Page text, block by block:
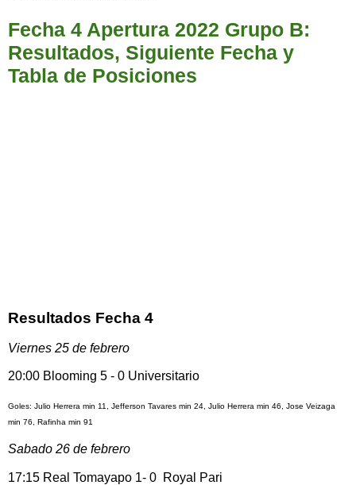
Fecha 4 Apertura 2022 Grupo B:
Resultados, Siguiente Fecha y
Tabla de Posiciones
Resultados Fecha 4
Viernes 25 de febrero
20:00 Blooming 5 - 0 Universitario
Goles: Julio Herrera min 11, Jefferson Tavares min 24, Julio Herrera min 46, Jose Veizaga
min 76, Rafinha min 91
Sabado 26 de febrero
17:15 Real Tomayapo 1- 0 Royal Pari